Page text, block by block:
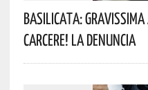
Basilicata:
Carcere! La Denuncia